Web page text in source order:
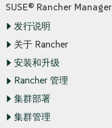
SUSE® Rancher Manager
发行说明
关于 Rancher
安装和升级
Rancher 管理
集群部署
集群管理